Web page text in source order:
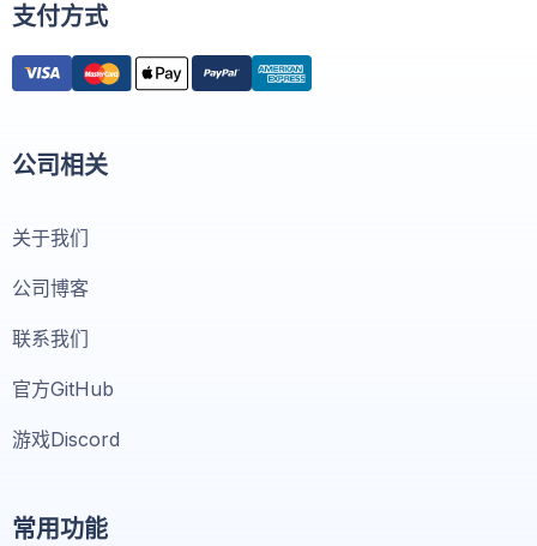
支付方式
公司相关
关于我们
公司博客
联系我们
官方GitHub
游戏Discord
常用功能